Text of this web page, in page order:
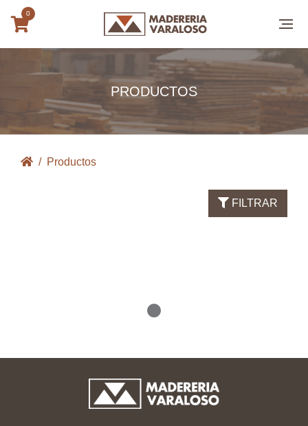
0
PRODUCTOS
Productos
FILTRAR
Loading...